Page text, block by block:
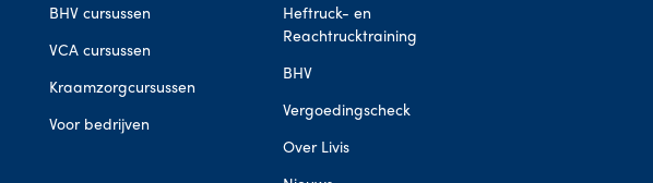
BHV cursussen
VCA cursussen
Kraamzorgcursussen
Voor bedrijven
Heftruck- en
Reachtrucktraining
BHV
Vergoedingscheck
Over Livis